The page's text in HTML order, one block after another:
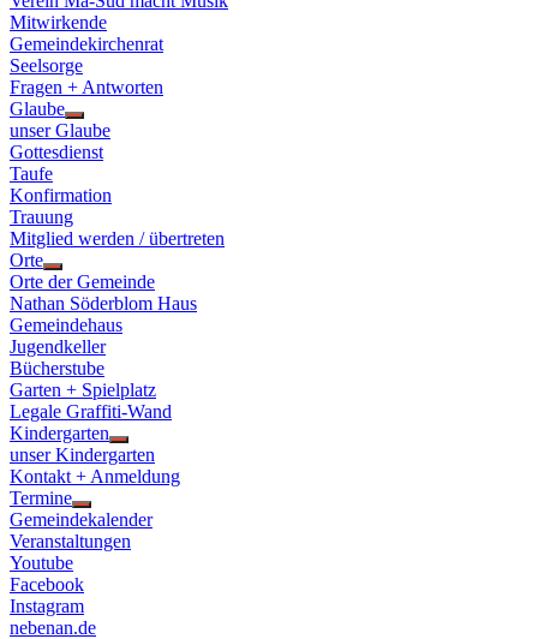
Mitwirkende
Gemeindekirchenrat
Seelsorge
Fragen + Antworten
Glaube
Show
sub
menu
unser Glaube
Gottesdienst
Taufe
Konfirmation
Trauung
Mitglied werden / übertreten
Orte
Show
sub
menu
Orte der Gemeinde
Nathan Söderblom Haus
Gemeindehaus
Jugendkeller
Bücherstube
Garten + Spielplatz
Legale Graffiti-Wand
Kindergarten
Show
sub
menu
unser Kindergarten
Kontakt + Anmeldung
Termine
Show
sub
menu
Gemeindekalender
Veranstaltungen
Youtube
Facebook
Instagram
nebenan.de